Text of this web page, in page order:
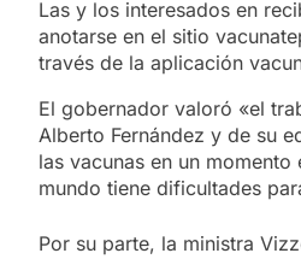
Las y los interesados en
anotarse en el sitio
través de la aplicación
El gobernador valoró «el
Alberto Fernández y de su
las vacunas en un momento
mundo tiene dificultades
Por su parte, la ministra